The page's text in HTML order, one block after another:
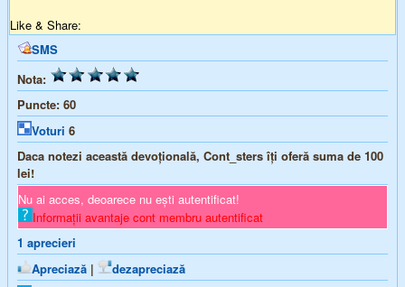
Like & Share:
SMS
Nota:
Puncte: 60
Voturi 6
Daca notezi această devoțională, Cont_sters îți oferă suma de 100
lei!
Nu ai acces, deoarece nu ești autentificat!
Informații avantaje cont membru autentificat
1 aprecieri
Apreciază |
dezapreciază